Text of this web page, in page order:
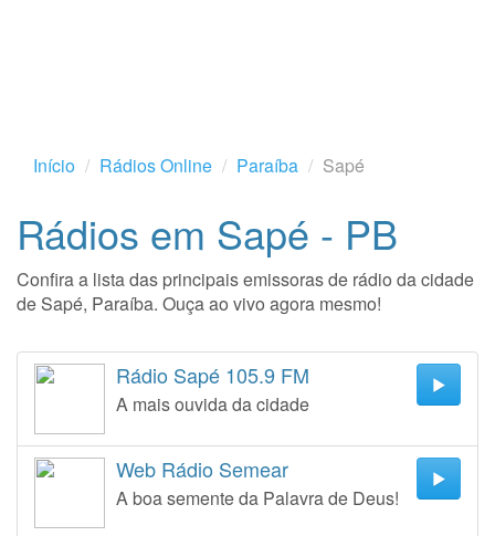
Início Rádios Online Paraíba Sapé
Rádios em Sapé - PB
Confira a lista das principais emissoras de rádio da cidade
de Sapé, Paraíba. Ouça ao vivo agora mesmo!
Rádio Sapé 105.9 FM
A mais ouvida da cidade
Web Rádio Semear
A boa semente da Palavra de Deus!